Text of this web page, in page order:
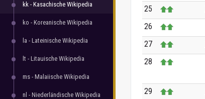
kk - Kasachische Wikipedia
ko - Koreanische Wikipedia
la - Lateinische Wikipedia
lt - Litauische Wikipedia
ms - Malaiische Wikipedia
nl - Niederländische Wikipedia
25
26
27
28
29